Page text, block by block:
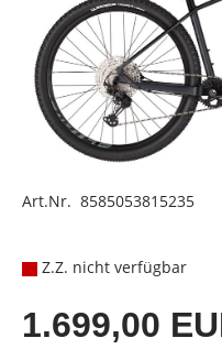
Art.Nr. 8585053815235
Z.Z. nicht verfügbar
1.699,00